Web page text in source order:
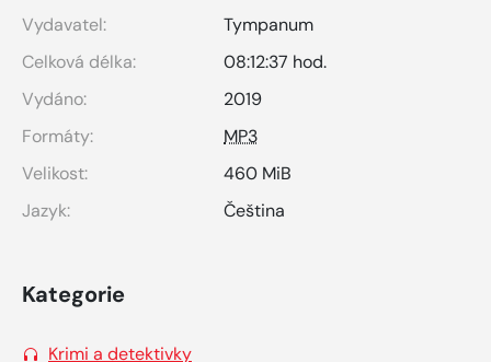
Vydavatel:
Tympanum
Celková délka:
08:12:37 hod.
Vydáno:
2019
Formáty:
MP3
Velikost:
460 MiB
Jazyk:
Čeština
Kategorie
Krimi a detektivky